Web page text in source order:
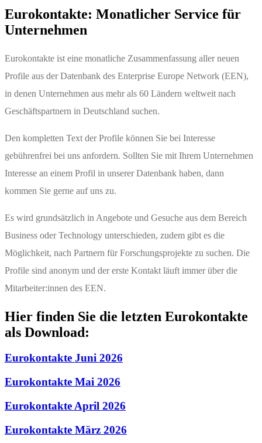
Eurokontakte: Monatlicher Service für
Unternehmen
Eurokontakte ist eine monatliche Zusammenfassung aller neuen
Profile aus der Datenbank des Enterprise Europe Network (EEN),
in denen Unternehmen aus mehr als 60 Ländern weltweit nach
Geschäftspartnern in Deutschland suchen.
Den kompletten Text der Profile können Sie bei Interesse
gebührenfrei bei uns anfordern. Sollten Sie mit Ihrem Unternehmen
Interesse an einem Profil in unserer Datenbank haben, dann
kommen Sie gerne auf uns zu.
Es wird grundsätzlich in Angebote und Gesuche aus dem Bereich
Business oder Technology unterschieden, zudem gibt es die
Möglichkeit, nach Partnern für Forschungsprojekte zu suchen. Die
Profile sind anonym und der erste Kontakt läuft immer über die
Mitarbeiter:innen des EEN.
Hier finden Sie die letzten Eurokontakte
als Download:
Eurokontakte Juni 2026
Eurokontakte Mai 2026
Eurokontakte April 2026
Eurokontakte März 2026